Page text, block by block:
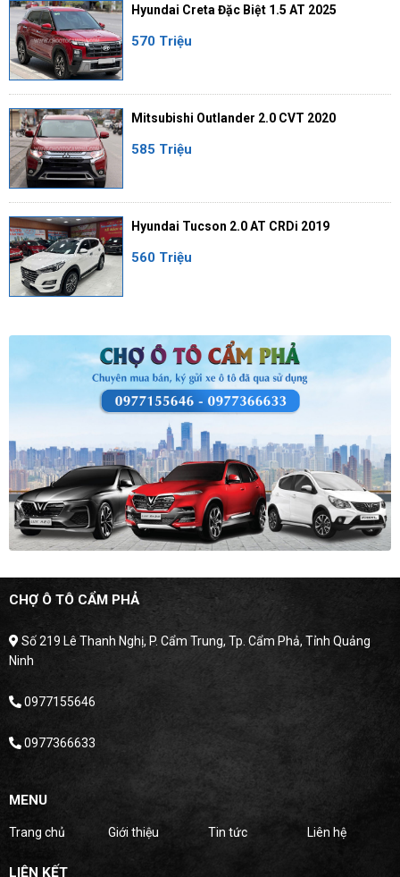
Hyundai Creta Đặc Biệt 1.5 AT 2025
570 Triệu
Mitsubishi Outlander 2.0 CVT 2020
585 Triệu
Hyundai Tucson 2.0 AT CRDi 2019
560 Triệu
CHỢ Ô TÔ CẨM PHẢ
Số 219 Lê Thanh Nghị, P. Cẩm Trung, Tp. Cẩm Phả, Tỉnh Quảng
Ninh
0977155646
0977366633
MENU
Trang chủ Giới thiệu Tin tức Liên hệ
LIÊN KẾT